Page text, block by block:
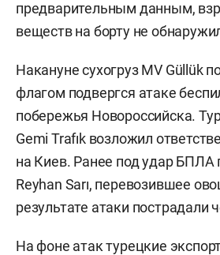
предварительным данным,
веществ на борту не
Накануне сухогруз MV Güllük
флагом подвергся атаке
побережья Новороссийска.
Gemi Trafık возложил
на Киев. Ранее под удар БПЛА
Reyhan Sarı, перевозившее
результате атаки пострадали
На фоне атак турецкие